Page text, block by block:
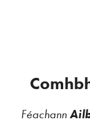
Féachann